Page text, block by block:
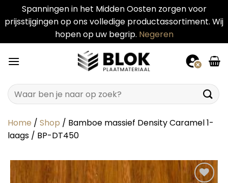
Spanningen in het Midden Oosten zorgen voor
prijsstijgingen op ons volledige productassortiment. Wij
hopen op uw begrip. Negeren
naar
Zoeken
naar:
Home / Shop / Bamboe massief Density Caramel 1-
laags / BP-DT450